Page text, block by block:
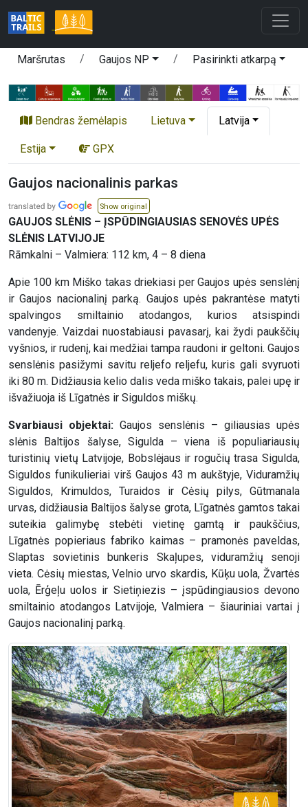
Maršrutas Gaujos NP Pasirinkti atkarpą
Bendras žemėlapis Lietuva Latvija
Estija GPX
Gaujos nacionalinis parkas
Show original
GAUJOS SLĖNIS – ĮSPŪDINGIAUSIAS SENOVĖS UPĖS
SLĖNIS LATVIJOJE
Rāmkalni – Valmiera: 112 km, 4 – 8 diena
Apie 100 km Miško takas driekiasi per Gaujos upės senslėnį
ir Gaujos nacionalinį parką. Gaujos upės pakrantėse matyti
spalvingos smiltainio atodangos, kurios atsispindi
vandenyje. Vaizdai nuostabiausi pavasarį, kai žydi paukščių
vyšnios, ir rudenį, kai medžiai tampa raudoni ir geltoni. Gaujos
senslėnis pasižymi savitu reljefo reljefu, kuris gali svyruoti
iki 80 m. Didžiausia kelio dalis veda miško takais, palei upę ir
išvažiuoja iš Līgatnės ir Siguldos miškų.
Svarbiausi objektai: Gaujos senslėnis – giliausias upės
slėnis Baltijos šalyse, Sigulda – viena iš populiariausių
turistinių vietų Latvijoje, Bobslėjaus ir rogučių trasa Sigulda,
Siguldos funikulieriai virš Gaujos 43 m aukštyje, Viduramžių
Siguldos, Krimuldos, Turaidos ir Cėsių pilys, Gūtmanala
urvas, didžiausia Baltijos šalyse grota, Līgatnės gamtos takai
suteikia galimybę stebėti vietinę gamtą ir paukščius,
Līgatnės popieriaus fabriko kaimas – pramonės paveldas,
Slaptas sovietinis bunkeris Skaļupes, viduramžių senoji
vieta. Cėsių miestas, Velnio urvo skardis, Kūķu uola, Žvartės
uola, Ērģeļu uolos ir Sietiņiezis – įspūdingiausios devono
smiltainio atodangos Latvijoje, Valmiera – šiauriniai vartai į
Gaujos nacionalinį parką.